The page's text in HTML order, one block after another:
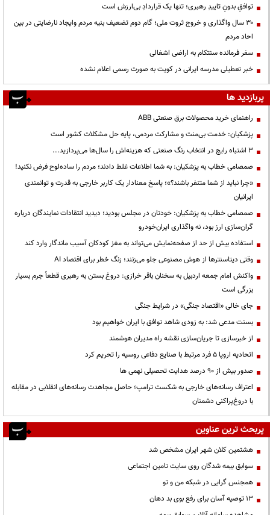
توافقِ بدونِ تاییدِ رهبری؛ تنها یک قراردادِ بی‌ارزش است
۳۰ سال واگذاری و خروج ثروت ملی؛ گام دوم تضعیف بنیه مردم وایجاد نارضایتی در بین
احاد مردم
سفر فرمانده سنتکام به اراضی اشغالی
خبر تعطیلی مدرسه ایرانی در کویت به صورت رسمی اعلام نشده
پربازدید ها
راهنمای خرید محصولات برق صنعتی ABB
پزشکیان: خدمت بی‌منت و مشارکت مردمی، پایه حل مشکلات کشور است
3 اشتباه رایج در انتخاب رنگ صنعتی که هزینه‌اش را سال‌ها می‌پردازید...
صمصامی خطاب به پزشکیان: به شما اطلاعات غلط دادند؛ مردم را ساده‌لوح فرض نکنید!
«چرا نباید از شما متنفر باشند؟»؛ پاسخ معنادار یک کاربر خارجی به قدرت و توانمندی
ایرانیان
صمصامی خطاب به پزشکیان: خودتان در مجلس بودید؛ دیدید انتقادات نمایندگان درباره
گران‌سازی ارز بود، نه واگذاری ایران‌خودرو
استفاده بیش از حد از صفحه‌نمایش می‌تواند به مغز کودکان آسیب ماندگار وارد کند
وقتی دیتاسنترها از هوش مصنوعی جلو می‌زنند؛ زنگ خطر برای اقتصاد AI
واکنش امام جمعه اردبیل به سخنان باقر خرازی: دروغ بستن به رهبری قطعاً جرم بسیار
بزرگی است
جای خالی «اقتصاد جنگی» در شرایط جنگی
بسنت مدعی شد: به زودی شاهد توافق با ایران خواهیم بود
از خبرسازی تا جریان‌سازی نقشه راه مدیران هوشمند
اتحادیه اروپا ۵ فرد مرتبط با صنایع دفاعی روسیه را تحریم کرد
صدور بیش از ۹۰ درصد هدایت تحصیلی نهمی ها
اعتراف رسانه‌های خارجی به شکست ترامپ؛ حاصل مجاهدت رسانه‌های انقلابی در مقابله
با دروغ‌پراکنی دشمنان
پربحث ترین عناوین
هشتمین کلان شهر ایران مشخص شد
سوابق بیمه شدگان روی سایت تامین اجتماعی
همجنس گرایی در شبکه من و تو
13 توصیه آسان برای رفع بوی بد دهان